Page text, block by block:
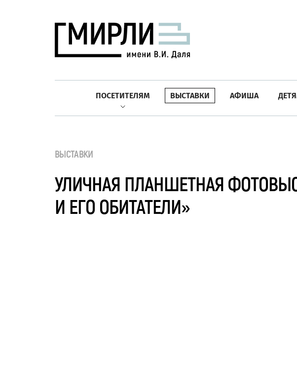
ПОСЕТИТЕЛЯМ ВЫСТАВКИ АФИША
ВЫСТАВКИ
УЛИЧНАЯ ПЛАНШЕТНАЯ
И ЕГО ОБИТАТЕЛИ»